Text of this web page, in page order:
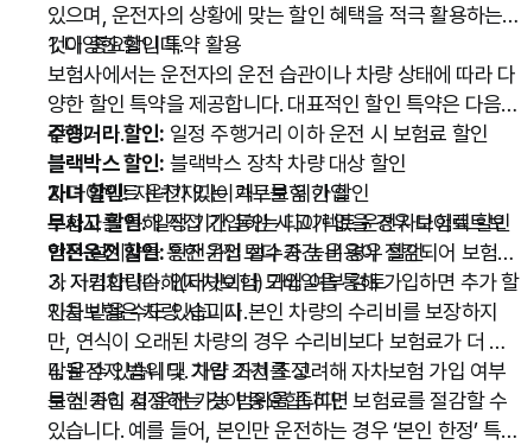
있으며, 운전자의 상황에 맞는 할인 혜택을 적극 활용하는
것이 중요합니다.
1. 다양한 할인 특약 활용
보험사에서는 운전자의 운전 습관이나 차량 상태에 따라 다
양한 할인 특약을 제공합니다. 대표적인 할인 특약은 다음과
같습니다.
주행거리 할인: 일정 주행거리 이하 운전 시 보험료 할인
블랙박스 할인: 블랙박스 장착 차량 대상 할인
자녀 할인:자녀가 있는 가구를 위한 할인
무사고 할인:일정 기간 동안 사고가 없을 경우 보험료 할인
안전운전 할인:안전운전 점수가 높은 경우 할인
2. 다이렉트 운전자다이렉트보험 가입
보험사를 통해 직접 가입하는 다이렉트 운전자다이렉트보
험은 설계사를 통한 가입보다 중간 비용이 절감되어 보험료
가 저렴합니다. 인터넷이나 모바일을 통해 가입하면 추가 할
인을 받을 수도 있습니다.
3. 자기차량손해(자차보험) 가입 여부 검토
자차보험은 차량 사고 시 본인 차량의 수리비를 보장하지
만, 연식이 오래된 차량의 경우 수리비보다 보험료가 더 부
담될 수 있습니다. 차량 가치를 고려해 자차보험 가입 여부
를 신중히 결정하는 것이 중요합니다.
4. 운전자 범위 및 가입 조건 조정
보험 가입 시 운전 가능 범위를 좁히면 보험료를 절감할 수
있습니다. 예를 들어, 본인만 운전하는 경우 ‘본인 한정’ 특약